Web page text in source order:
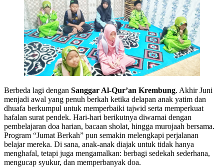
Berbeda lagi dengan Sanggar Al-Qur’an Krembung. Akhir Juni
menjadi awal yang penuh berkah ketika delapan anak yatim dan
dhuafa berkumpul untuk memperbaiki tajwid serta memperkuat
hafalan surat pendek. Hari-hari berikutnya diwarnai dengan
pembelajaran doa harian, bacaan sholat, hingga murojaah bersama.
Program “Jumat Berkah” pun semakin melengkapi perjalanan
belajar mereka. Di sana, anak-anak diajak untuk tidak hanya
menghafal, tetapi juga mengamalkan: berbagi sedekah sederhana,
mengucap syukur, dan memperbanyak doa.